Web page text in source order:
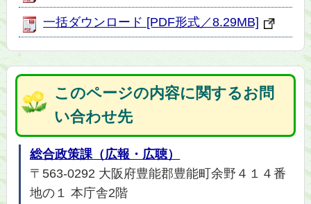
一括ダウンロード [PDF形式／8.29MB]
このページの内容に関するお問
い合わせ先
総合政策課（広報・広聴）
〒563-0292 大阪府豊能郡豊能町余野４１４番
地の１ 本庁舎2階